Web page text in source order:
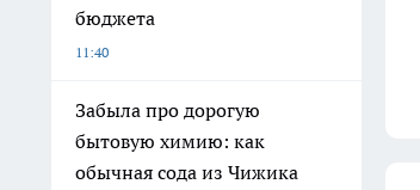
бюджета
11:40
Забыла про дорогую
бытовую химию: как
обычная сода из Чижика